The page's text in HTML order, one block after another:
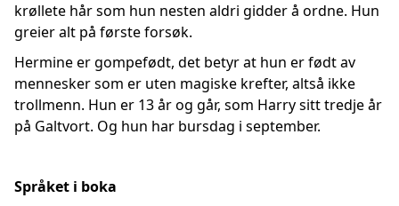
krøllete hår som hun nesten aldri gidder å ordne. Hun
greier alt på første forsøk.
Hermine er gompefødt, det betyr at hun er født av
mennesker som er uten magiske krefter, altså ikke
trollmenn. Hun er 13 år og går, som Harry sitt tredje år
på Galtvort. Og hun har bursdag i september.
Språket i boka